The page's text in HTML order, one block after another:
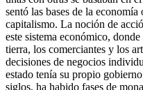
sentó las bases de la
capitalismo. La noción de
este sistema económico,
tierra, los comerciantes y los
decisiones de negocios
estado tenía su propio
siglos, ha habido fases de